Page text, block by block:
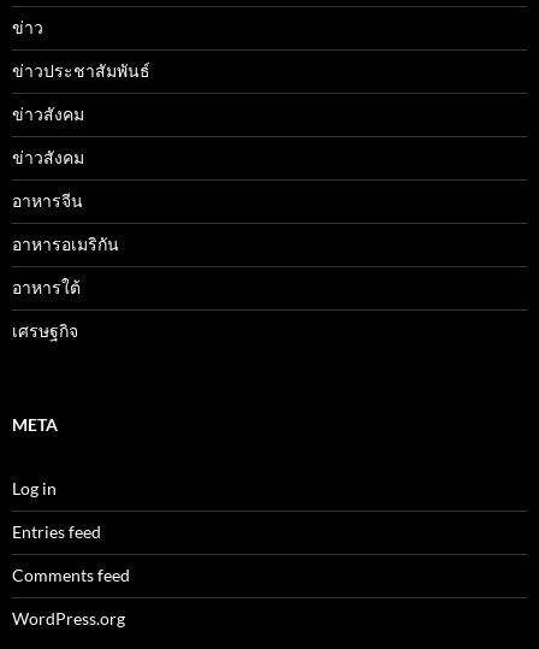
ข่าว
ข่าวประชาสัมพันธ์
ข่าวสังคม
ข่าวสังคม
อาหารจีน
อาหารอเมริกัน
อาหารใต้
เศรษฐกิจ
META
Log in
Entries feed
Comments feed
WordPress.org